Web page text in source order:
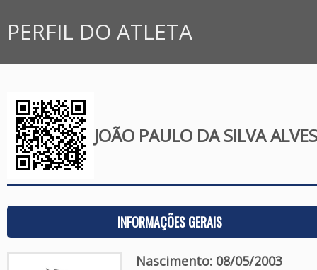
PERFIL DO ATLETA
JOÃO PAULO DA SILVA ALVES
INFORMAÇÕES GERAIS
Nascimento: 08/05/2003